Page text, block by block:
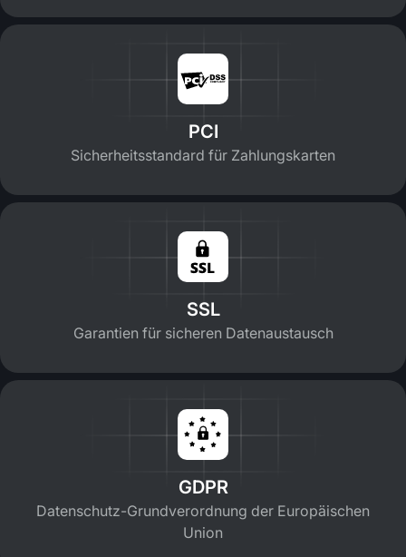
PCI
Sicherheitsstandard für Zahlungskarten
SSL
Garantien für sicheren Datenaustausch
GDPR
Datenschutz-Grundverordnung der Europäischen
Union